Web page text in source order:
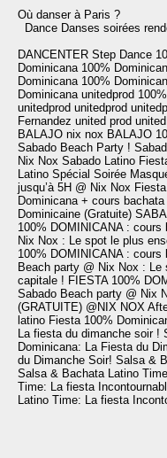
Où danser à Paris ?
Dance Danses soirées
DANCENTER Step Dance
Dominicana 100%
Dominicana 100%
Dominicana unitedprod
unitedprod unitedprod
Fernandez united prod
BALAJO nix nox BALAJO
Sabado Beach Party !
Nix Nox Sabado Latino
Latino Spécial Soirée
jusqu’à 5H @ Nix Nox
Dominicana + cours
Dominicaine (Gratuite)
100% DOMINICANA :
Nix Nox : Le spot le plus
100% DOMINICANA :
Beach party @ Nix Nox :
capitale ! FIESTA 100%
Sabado Beach party @ Nix
(GRATUITE) @NIX NOX
latino Fiesta 100%
La fiesta du dimanche soir !
Dominicana: La Fiesta du
du Dimanche Soir! Salsa &
Salsa & Bachata
Latino
Time: La fiesta
Latino Time: La fiesta